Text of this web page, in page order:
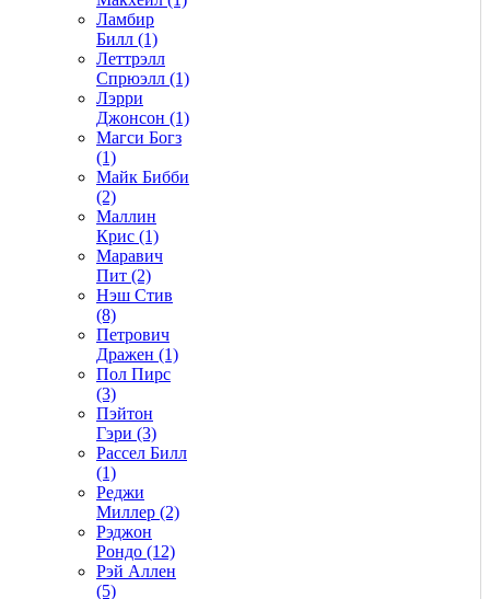
Ламбир
Билл (1)
Леттрэлл
Спрюэлл (1)
Лэрри
Джонсон (1)
Магси Богз
(1)
Майк Бибби
(2)
Маллин
Крис (1)
Маравич
Пит (2)
Нэш Стив
(8)
Петрович
Дражен (1)
Пол Пирс
(3)
Пэйтон
Гэри (3)
Рассел Билл
(1)
Реджи
Миллер (2)
Рэджон
Рондо (12)
Рэй Аллен
(5)